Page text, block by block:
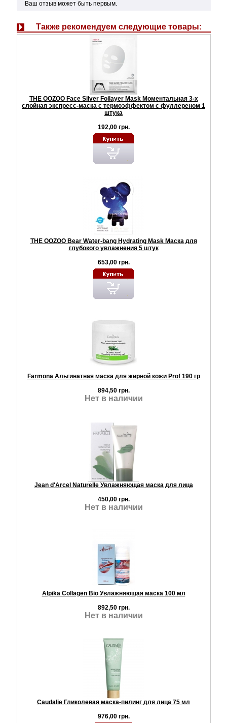
Ваш отзыв может быть первым.
Также рекомендуем следующие товары:
THE OOZOO Face Silver Foilayer Mask Моментальная 3-х
слойная экспресс-маска с термоэффектом с фуллереном 1
штука
192,00 грн.
THE OOZOO Bear Water-bang Hydrating Mask Маска для
глубокого увлажнения 5 штук
653,00 грн.
Farmona Альгинатная маска для жирной кожи Prof 190 гр
894,50 грн.
Нет в наличии
Jean d'Arcel Naturelle Увлажняющая маска для лица
450,00 грн.
Нет в наличии
Alpika Collagen Bio Увлажняющая маска 100 мл
892,50 грн.
Нет в наличии
Caudalie Гликолевая маска-пилинг для лица 75 мл
976,00 грн.